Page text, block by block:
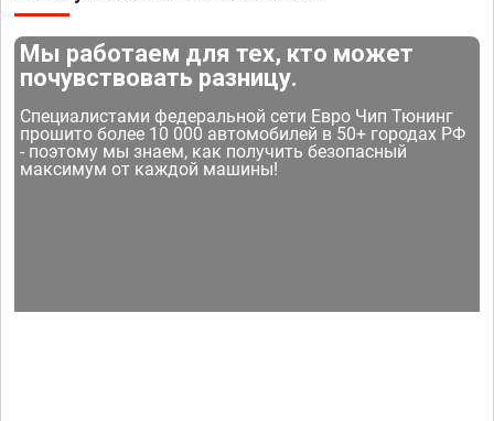
Мы работаем для тех, кто может
почувствовать разницу.
Специалистами федеральной сети Евро Чип Тюнинг
прошито более 10 000 автомобилей в 50+ городах РФ
- поэтому мы знаем, как получить безопасный
максимум от каждой машины!